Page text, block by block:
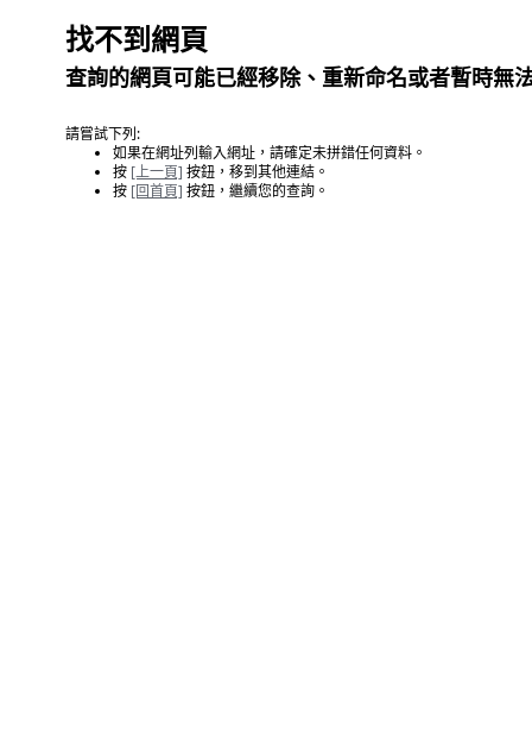
找不到網頁
查詢的網頁可能已經移除、重新命名或者暫時無
請嘗試下列:
如果在網址列輸入網址，請確定未拼錯任何資料。
按 [上一頁] 按鈕，移到其他連結。
按 [回首頁] 按鈕，繼續您的查詢。